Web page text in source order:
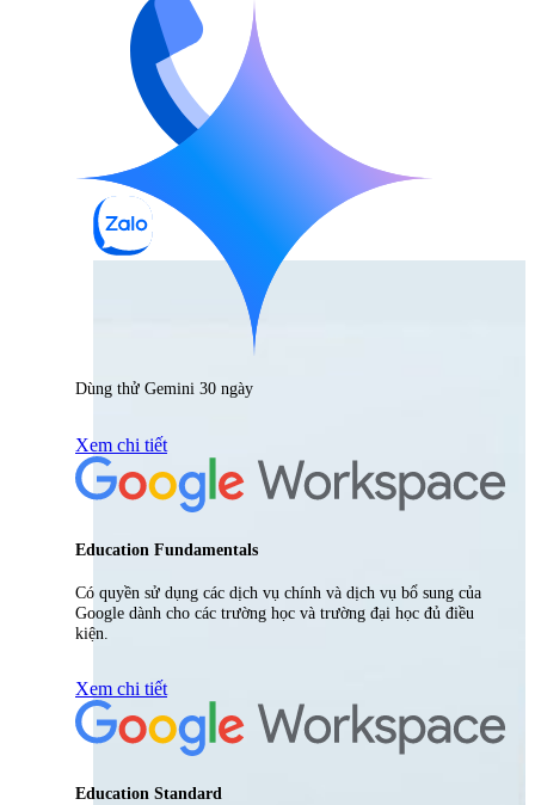
Dùng thử Gemini 30 ngày
Xem chi tiết
Education Fundamentals
Có quyền sử dụng các dịch vụ chính và dịch vụ bổ sung của
Google dành cho các trường học và trường đại học đủ điều
kiện.
Xem chi tiết
Education Standard